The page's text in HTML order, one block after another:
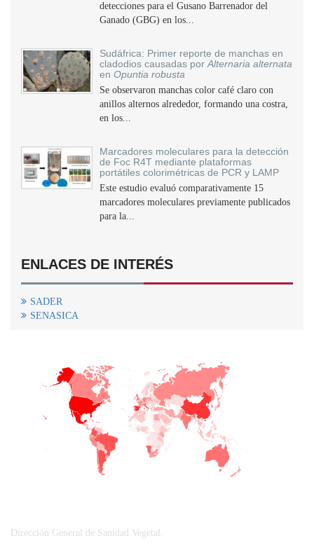
detecciones para el Gusano Barrenador del
Ganado (GBG) en los...
Sudáfrica: Primer reporte de manchas en
cladodios causadas por Alternaria alternata
en Opuntia robusta
Se observaron manchas color café claro con
anillos alternos alrededor, formando una costra,
en los...
Marcadores moleculares para la detección
de Foc R4T mediante plataformas
portátiles colorimétricas de PCR y LAMP
Este estudio evaluó comparativamente 15
marcadores moleculares previamente publicados
para la...
ENLACES DE INTERÉS
SADER
SENASICA
Dirección General de Sanidad Vegetal.